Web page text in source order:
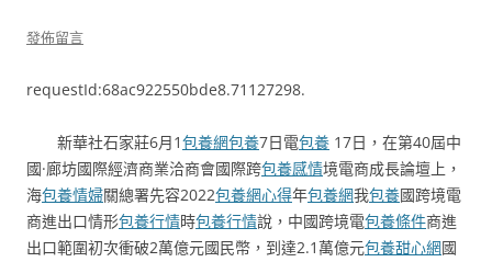
發佈留言
requestId:68ac922550bde8.71127298.
新華社石家莊6月1包養網包養7日電包養 17日，在第40屆中
國·廊坊國際經濟商業洽商會國際跨包養感情境電商成長論壇上，
海包養情婦關總署先容2022包養網心得年包養網我包養國跨境電
商進出口情形包養行情時包養行情說，中國跨境電包養條件商進
出口範圍初次衝破2萬億元國民幣，到達2.1萬億元包養甜心網國